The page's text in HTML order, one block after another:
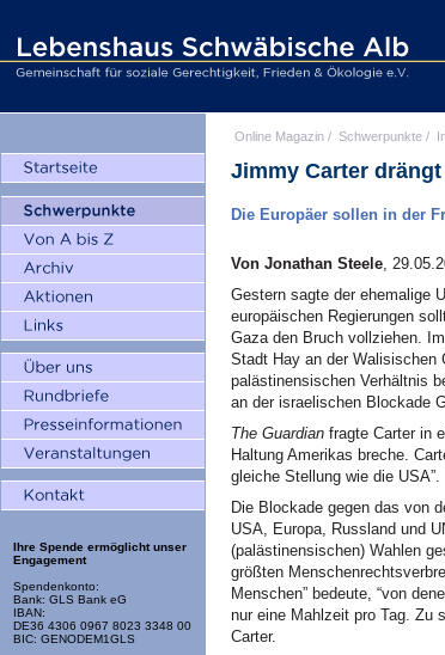
Ihre Spende ermöglicht unser
Engagement
Spendenkonto:
Bank: GLS Bank eG
IBAN:
DE36 4306 0967 8023 3348 00
BIC: GENODEM1GLS
Online Magazin / Schwerpunkte /
Jimmy Carter
Die Europäer sollen in der
Von Jonathan Steele,
Gestern sagte der ehemalige
europäischen Regierungen
Gaza den Bruch vollziehen.
Stadt Hay an der Walisischen
palästinensischen Verhältnis
an der israelischen Blockade
The Guardian fragte Carter in
Haltung Amerikas breche.
gleiche Stellung wie die USA”.
Die Blockade gegen das von
USA, Europa, Russland und
(palästinensischen) Wahlen
größten
Menschen” bedeute, “von
nur eine Mahlzeit pro Tag. Zu
Carter.